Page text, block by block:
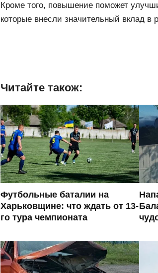
Кроме того, повышение поможет
которые внесли значительный вклад в
Читайте також:
Футбольные баталии на
Харьковщине: что ждать от 13-
го тура чемпионата